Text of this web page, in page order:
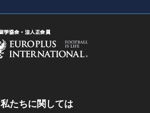
私たちに関しては